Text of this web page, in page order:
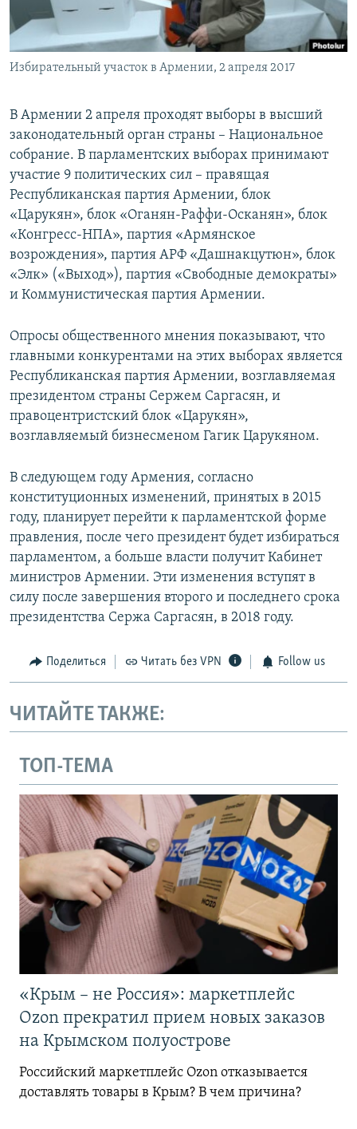
ПОБЕДИТЕЛЕЙ НЕ СУДЯТ?
КРЫМ.НЕПОКОРЕННЫЙ
ELIFBE
ПРИСОЕДИНЯЙТЕСЬ!
Все сайты RFE/RL
Избирательный участок в Армении, 2 апреля 2017
В Армении 2 апреля проходят выборы в высший
законодательный орган страны – Национальное
собрание. В парламентских выборах принимают
участие 9 политических сил – правящая
Республиканская партия Армении, блок
«Царукян», блок «Оганян-Раффи-Осканян», блок
«Конгресс-НПА», партия «Армянское
возрождения», партия АРФ «Дашнакцутюн», блок
«Элк» («Выход»), партия «Свободные демократы»
и Коммунистическая партия Армении.
Опросы общественного мнения показывают, что
главными конкурентами на этих выборах является
Республиканская партия Армении, возглавляемая
президентом страны Сержем Саргасян, и
правоцентристский блок «Царукян»,
возглавляемый бизнесменом Гагик Царукяном.
В следующем году Армения, согласно
конституционных изменений, принятых в 2015
году, планирует перейти к парламентской форме
правления, после чего президент будет избираться
парламентом, а больше власти получит Кабинет
министров Армении. Эти изменения вступят в
силу после завершения второго и последнего срока
президентства Сержа Саргасян, в 2018 году.
Поделиться Читать без VPN Follow us
ЧИТАЙТЕ ТАКЖЕ:
ТОП-ТЕМА
«Крым – не Россия»: маркетплейс
Ozon прекратил прием новых заказов
на Крымском полуострове
Российский маркетплейс Ozon отказывается
доставлять товары в Крым? В чем причина?